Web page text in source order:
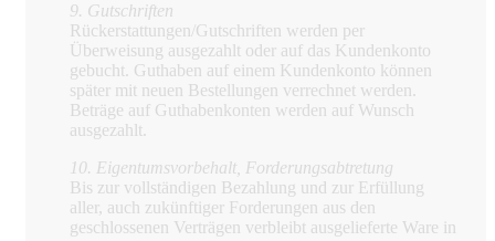
9. Gutschriften
Rückerstattungen/Gutschriften werden per
Überweisung ausgezahlt oder auf das Kundenkonto
gebucht. Guthaben auf einem Kundenkonto können
später mit neuen Bestellungen verrechnet werden.
Beträge auf Guthabenkonten werden auf Wunsch
ausgezahlt.
10. Eigentumsvorbehalt, Forderungsabtretung
Bis zur vollständigen Bezahlung und zur Erfüllung
aller, auch zukünftiger Forderungen aus den
geschlossenen Verträgen verbleibt ausgelieferte Ware in